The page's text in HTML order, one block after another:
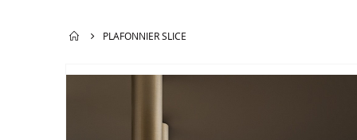
PLAFONNIER SLICE